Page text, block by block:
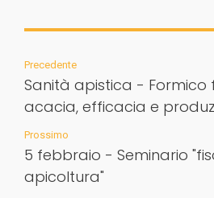
Precedente
Sanità apistica - Formico
acacia, efficacia e
Prossimo
5 febbraio - Seminario
apicoltura"